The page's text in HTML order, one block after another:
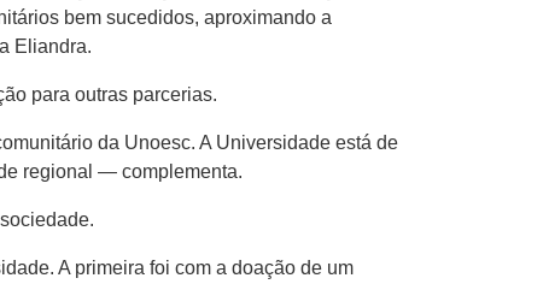
bem sucedidos, aproximando a
Eliandra.
para outras parcerias.
da Unoesc. A Universidade está de
regional — complementa.
A primeira foi com a doação de um